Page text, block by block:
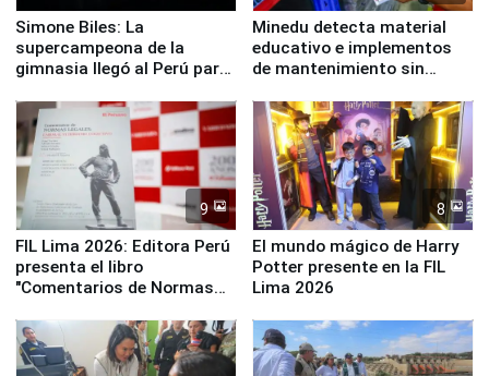
Simone Biles: La
supercampeona de la
gimnasia llegó al Perú para
Panamericanos Lima 2027
Minedu detecta material
educativo e implementos
de mantenimiento sin
la UGEL 2
9
FIL Lima 2026: Editora Perú
presenta el libro
"Comentarios de Normas
Derecho Colectivo"
8
El mundo mágico de Harry
Potter presente en la FIL
Lima 2026